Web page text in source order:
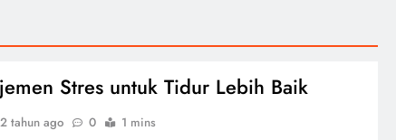
Stres untuk Tidur Lebih Baik
2 tahun ago 0 1 mins